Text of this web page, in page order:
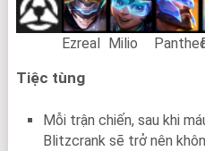
Ezreal Milio
Tiệc tùng
Mỗi trận chiến, sau khi
Blitzcrank sẽ trở nên